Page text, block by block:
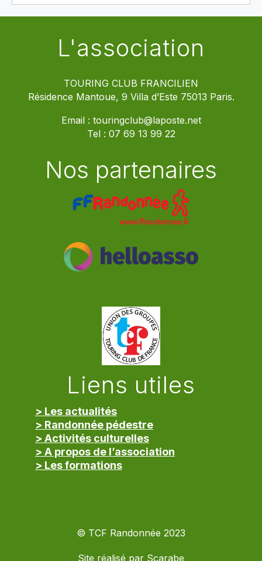
L'association
TOURING CLUB FRANCILIEN
Résidence Mantoue, 9 Villa d’Este 75013 Paris.
Email : touringclub@laposte.net
Tel : 07 69 13 99 22
Nos partenaires
Liens utiles
> Les actualités
> Randonnée pédestre
> Activités culturelles
> A propos de l’association
> Les formations
© TCF Randonnée 2023
Site réalisé par Scarabe